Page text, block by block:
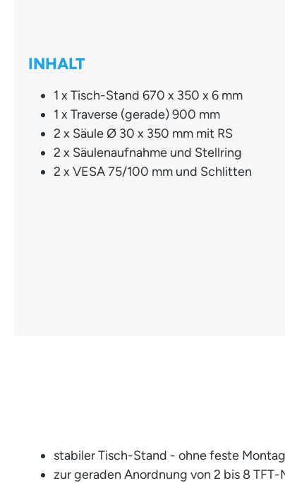
INHALT
1 x Tisch-Stand 670 x 350 x 6 mm
1 x Traverse (gerade) 900 mm
2 x Säule Ø 30 x 350 mm mit RS
2 x Säulenaufnahme und Stellring
2 x VESA 75/100 mm und Schlitten
stabiler Tisch-Stand - ohne feste
zur geraden Anordnung von 2 bis 8 TFT-